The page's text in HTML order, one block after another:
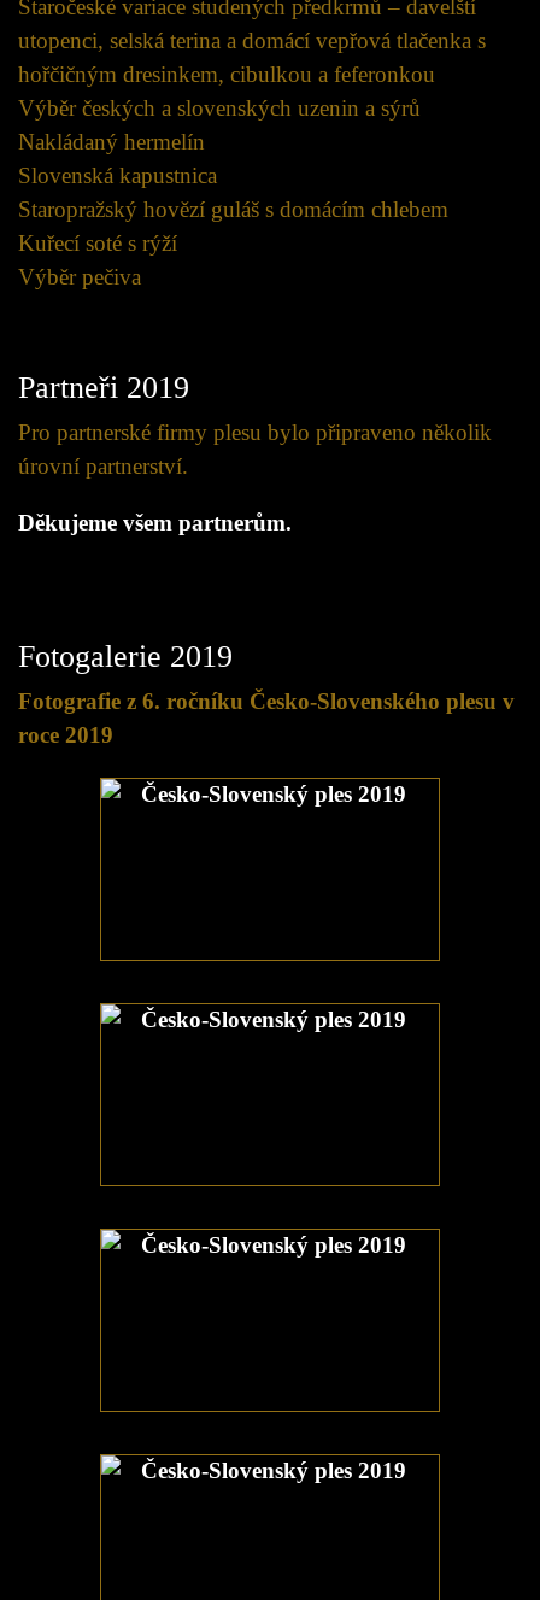
Staročeské variace studených předkrmů – davelští
utopenci, selská terina a domácí vepřová tlačenka s
hořčičným dresinkem, cibulkou a feferonkou
Výběr českých a slovenských uzenin a sýrů
Nakládaný hermelín
Slovenská kapustnica
Staropražský hovězí guláš s domácím chlebem
Kuřecí soté s rýží
Výběr pečiva
Partneři 2019
Pro partnerské firmy plesu bylo připraveno několik
úrovní partnerství.
Děkujeme všem partnerům.
Fotogalerie 2019
Fotografie z 6. ročníku Česko-Slovenského plesu v
roce 2019